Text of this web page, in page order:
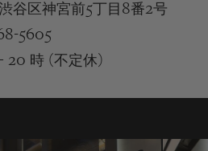
区神宮前5丁目 8番2号
5605
20 時 (不定休)